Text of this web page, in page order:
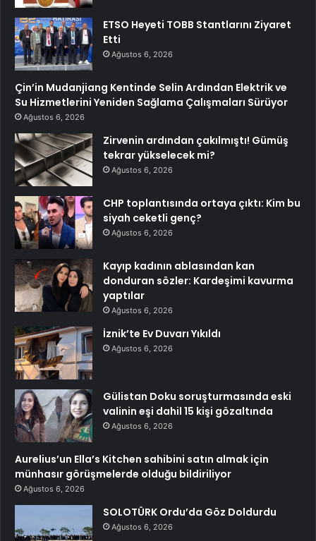
ETSO Heyeti TOBB Stantlarını Ziyaret
Etti
Ağustos 6, 2026
Çin’in Mudanjiang Kentinde Selin Ardından Elektrik ve
Su Hizmetlerini Yeniden Sağlama Çalışmaları Sürüyor
Ağustos 6, 2026
Zirvenin ardından çakılmıştı! Gümüş
tekrar yükselecek mi?
Ağustos 6, 2026
CHP toplantısında ortaya çıktı: Kim bu
siyah ceketli genç?
Ağustos 6, 2026
Kayıp kadının ablasından kan
donduran sözler: Kardeşimi kavurma
yaptılar
Ağustos 6, 2026
İznik’te Ev Duvarı Yıkıldı
Ağustos 6, 2026
Gülistan Doku soruşturmasında eski
valinin eşi dahil 15 kişi gözaltında
Ağustos 6, 2026
Aurelius’un Ella’s Kitchen sahibini satın almak için
münhasır görüşmelerde olduğu bildiriliyor
Ağustos 6, 2026
SOLOTÜRK Ordu’da Göz Doldurdu
Ağustos 6, 2026